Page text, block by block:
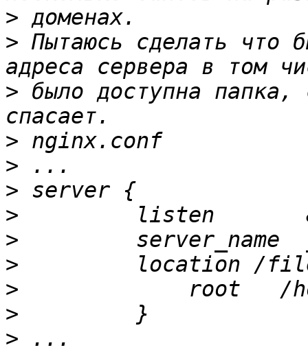
>
> Пытаюсь сделать
> было доступна папка,
>
>
>
>
>
>
>
>
>